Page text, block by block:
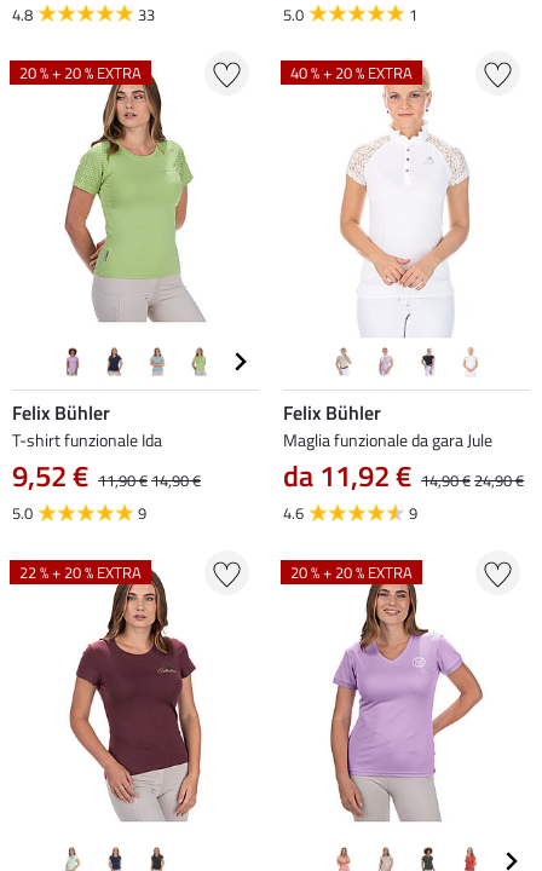
4.8
33
5.0
1
20 % + 20 % EXTRA
Felix Bühler
T-shirt funzionale Ida
9,52 € 11,90 €14,90 €
5.0
9
40 % + 20 % EXTRA
Felix Bühler
Maglia funzionale da gara Jule
da 11,92 € 14,90 €24,90 €
4.6
9
22 % + 20 % EXTRA 20 % + 20 % EXTRA